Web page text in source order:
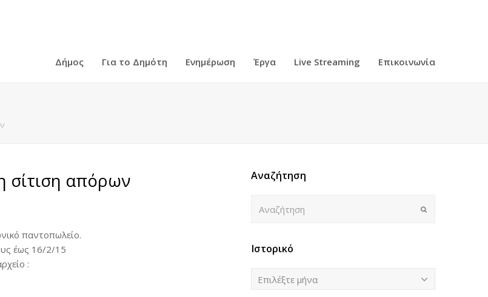
Δήμος Για το Δημότη Ενημέρωση Έργα Live Streaming Επικοινωνία
σίτιση απόρων
παντοπωλείο.
έως 16/2/15
:
Αναζήτηση
Ιστορικό
Ιστορικό
Επιλέξτε μήνα